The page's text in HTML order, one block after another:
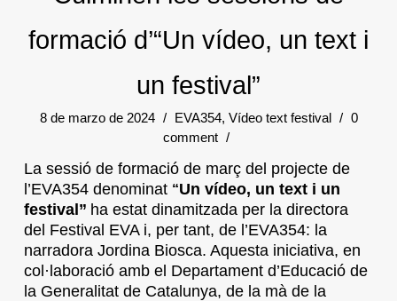
formació d’“Un vídeo, un text i
un festival”
8 de marzo de 2024 / EVA354, Vídeo text festival / 0
comment /
La sessió de formació de març del projecte de
l’EVA354 denominat “Un vídeo, un text i un
festival” ha estat dinamitzada per la directora
del Festival EVA i, per tant, de l’EVA354: la
narradora Jordina Biosca. Aquesta iniciativa, en
col·laboració amb el Departament d’Educació de
la Generalitat de Catalunya, de la mà de la